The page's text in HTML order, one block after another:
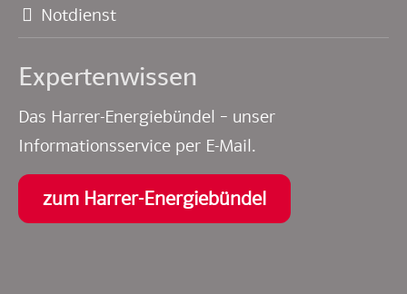
Notdienst
Experten­wissen
Das Harrer-Energiebündel – unser
Informationsservice per E-Mail.
zum Harrer-Energiebündel